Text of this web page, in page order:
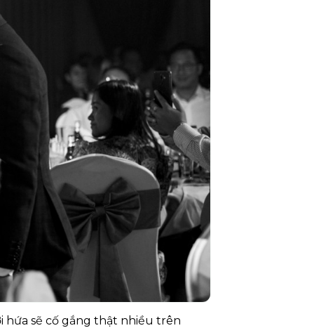
hứa sẽ cố gắng thật nhiều trên